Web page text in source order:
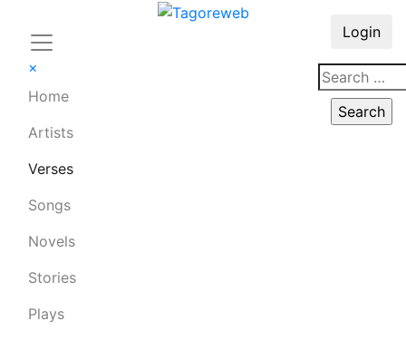
×
Home
Artists
Verses
Songs
Novels
Stories
Plays
Login